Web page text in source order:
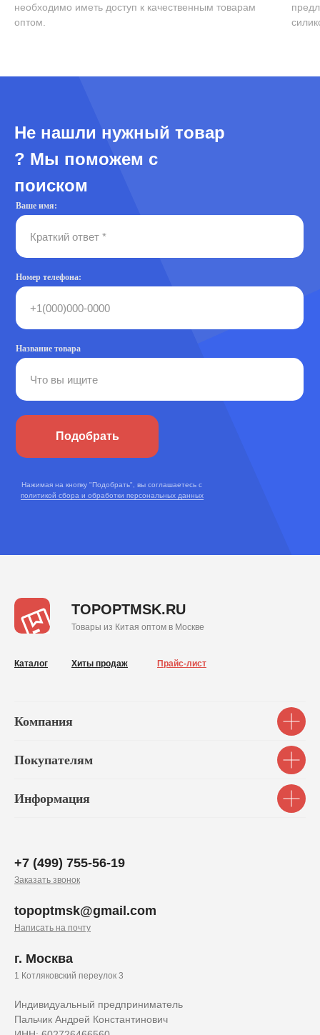
необходимо иметь доступ к качественным товарам
оптом.
Не нашли нужный товар
? Мы поможем с
поиском
Ваше имя:
Номер телефона:
Название товара
Подобрать
Нажимая на кнопку "Подобрать", вы соглашаетесь с
политикой сбора и обработки персональных данных
Каталог Хиты продаж Прайс-лист
TOPOPTMSK.RU
Товары из Китая оптом в Москве
Компания
Покупателям
Информация
Индивидуальный предприниматель
Пальчик Андрей Константинович
+7 (499) 755-56-19
Заказать звонок
topoptmsk@gmail.com
Написать на почту
г. Москва
1 Котляковский переулок 3